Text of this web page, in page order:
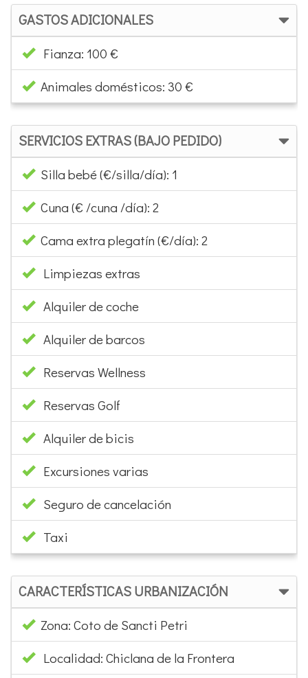
GASTOS ADICIONALES
Fianza: 100 €
Animales domésticos: 30 €
SERVICIOS EXTRAS (BAJO PEDIDO)
Silla bebé (€/silla/día): 1
Cuna (€ /cuna /día): 2
Cama extra plegatín (€/día): 2
Limpiezas extras
Alquiler de coche
Alquiler de barcos
Reservas Wellness
Reservas Golf
Alquiler de bicis
Excursiones varias
Seguro de cancelación
Taxi
CARACTERÍSTICAS URBANIZACIÓN
Zona: Coto de Sancti Petri
Localidad: Chiclana de la Frontera